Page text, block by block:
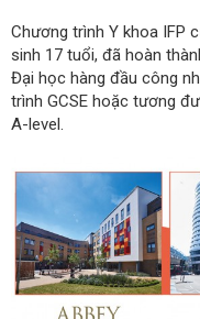
Chương trình Y khoa IFP
sinh 17 tuổi, đã hoàn
Đại học hàng đầu công
trình GCSE hoặc tương
A-level.